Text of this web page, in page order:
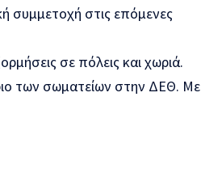
συμμετοχή στις επόμενες
σε πόλεις και χωριά.
των σωματείων στην ΔΕΘ. Με